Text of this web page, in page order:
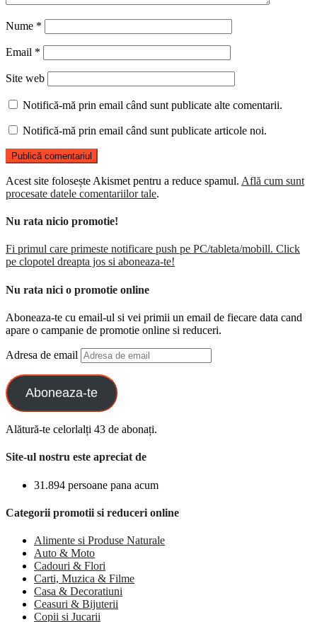
Nume *
Email *
Site web
Notifică-mă prin email când sunt publicate alte comentarii.
Notifică-mă prin email când sunt publicate articole noi.
Acest site folosește Akismet pentru a reduce spamul. Află cum sunt
procesate datele comentariilor tale.
Nu rata nicio promotie!
Fi primul care primeste notificare push pe PC/tableta/mobill. Click
pe clopotel dreapta jos si aboneaza-te!
Nu rata nici o promotie online
Aboneaza-te cu email-ul si vei primii un email de fiecare data cand
apare o campanie de promotie online si reduceri.
Adresa de email
Aboneaza-te
Alătură-te celorlalți 43 de abonați.
Site-ul nostru este apreciat de
31.894 persoane pana acum
Categorii promotii si reduceri online
Alimente si Produse Naturale
Auto & Moto
Cadouri & Flori
Carti, Muzica & Filme
Casa & Decoratiuni
Ceasuri & Bijuterii
Copii si Jucarii